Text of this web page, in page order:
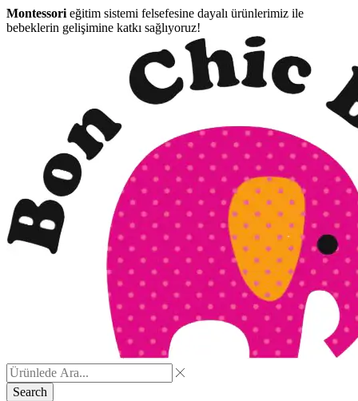
Montessori eğitim sistemi felsefesine dayalı ürünlerimiz ile
bebeklerin gelişimine katkı sağlıyoruz!
Search